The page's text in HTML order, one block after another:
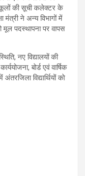
स्कूलों की सूची कलेक्टर के
मंत्री ने अन्य विभागों में
मूल पदस्थापना पर वापस
नए विद्यालयों की
बोर्ड एवं वार्षिक
अंतरजिला विद्यार्थियों को